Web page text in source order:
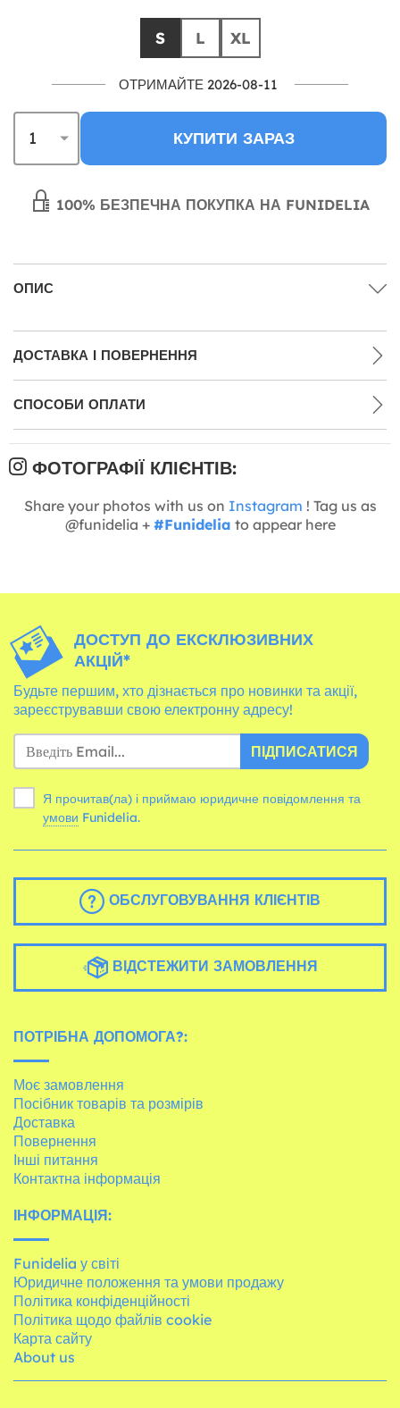
S L XL
ОТРИМАЙТЕ 2026-08-11
КУПИТИ ЗАРАЗ
100% БЕЗПЕЧНА ПОКУПКА НА FUNIDELIA
ОПИС
ДОСТАВКА І ПОВЕРНЕННЯ
СПОСОБИ ОПЛАТИ
ФОТОГРАФІЇ КЛІЄНТІВ:
Share your photos with us on Instagram ! Tag us as
@funidelia + #Funidelia to appear here
ДОСТУП ДО ЕКСКЛЮЗИВНИХ
АКЦІЙ*
Будьте першим, хто дізнається про новинки та акції,
зареєструвавши свою електронну адресу!
ПІДПИСАТИСЯ
Я прочитав(ла) і приймаю юридичне повідомлення та
умови Funidelia.
ОБСЛУГОВУВАННЯ КЛІЄНТІВ
ВІДСТЕЖИТИ ЗАМОВЛЕННЯ
ПОТРІБНА ДОПОМОГА?:
Моє замовлення
Посібник товарів та розмірів
Доставка
Повернення
Інші питання
Контактна інформація
ІНФОРМАЦІЯ:
Funidelia у світі
Юридичне положення та умови продажу
Політика конфіденційності
Політика щодо файлів cookie
Карта сайту
About us